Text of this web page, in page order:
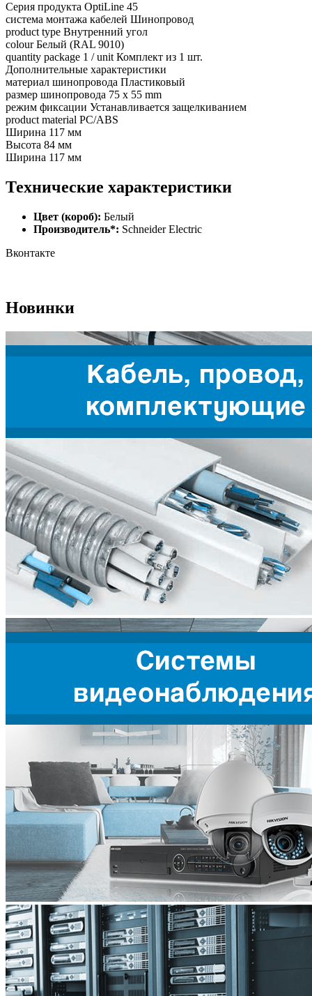
Серия продукта OptiLine 45
система монтажа кабелей Шинопровод
product type Внутренний угол
colour Белый (RAL 9010)
quantity package 1 / unit Комплект из 1 шт.
Дополнительные характеристики
материал шинопровода Пластиковый
размер шинопровода 75 x 55 mm
режим фиксации Устанавливается защелкиванием
product material PC/ABS
Ширина 117 мм
Высота 84 мм
Ширина 117 мм
Технические характеристики
Цвет (короб): Белый
Производитель*: Schneider Electric
Вконтакте
Новинки